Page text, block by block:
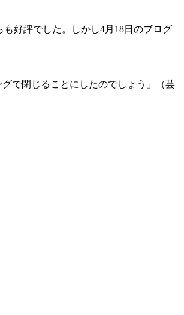
も好評でした。しかし4月18日のブログ
で閉じることにしたのでしょう」（芸